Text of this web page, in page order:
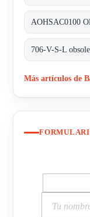
Más artículos de